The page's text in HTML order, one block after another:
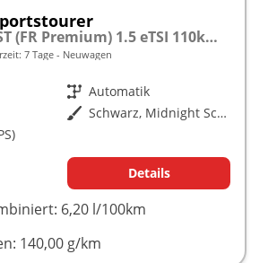
FR Premium ST (FR Premium) 1.5 eTSI 110kW (150 PS) 7-Gang DSG
7 Tage Neuwagen
Getriebe Automatik
Außenfarbe
Schwarz, Midnight Schwarz (0E0E)
Details
6,20 l/100km
140,00 g/km